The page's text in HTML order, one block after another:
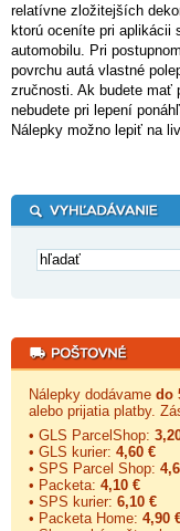
relatívne zložitejších
ktorú oceníte pri aplikácii
automobilu. Pri
povrchu autá vlastné
zručnosti. Ak budete mať
nebudete pri lepení
Nálepky možno lepiť na
Nálepky dodávame do
alebo prijatia platby.
• GLS ParcelShop:
• GLS kurier: 4,60 €
• SPS Parcel Shop:
• Packeta: 4,10 €
• SPS kurier: 6,10 €
• Packeta Home: 4,90